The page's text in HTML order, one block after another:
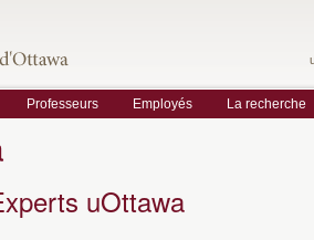
Professeurs Employés La recherche
uOttawa